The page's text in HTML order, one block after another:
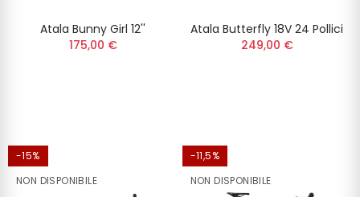
Atala Bunny Girl 12''
175,00 €
Atala Butterfly 18V 24 Pollici
249,00 €
-15%
NON DISPONIBILE
-11,5%
NON DISPONIBILE